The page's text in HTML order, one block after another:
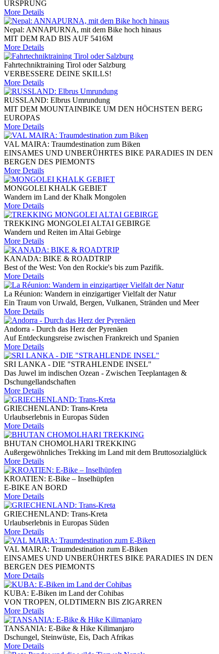
URSPRUNG
More Details
Nepal: ANNAPURNA, mit dem Bike hoch hinaus
MIT DEM RAD BIS AUF 5416M
More Details
Fahrtechniktraining Tirol oder Salzburg
VERBESSERE DEINE SKILLS!
More Details
RUSSLAND: Elbrus Umrundung
MIT DEM MOUNTAINBIKE UM DEN HÖCHSTEN BERG
EUROPAS
More Details
VAL MAIRA: Traumdestination zum Biken
EINSAMES UND UNBERÜHRTES BIKE PARADIES IN DEN
BERGEN DES PIEMONTS
More Details
MONGOLEI KHALK GEBIET
Wandern im Land der Khalk Mongolen
More Details
TREKKING MONGOLEI ALTAI GEBIRGE
Wandern und Reiten im Altai Gebirge
More Details
KANADA: BIKE & ROADTRIP
Best of the West: Von den Rockie's bis zum Pazifik.
More Details
La Réunion: Wandern in einzigartiger Vielfalt der Natur
Ein Traum von Urwald, Bergen, Vulkanen, Stränden und Meer
More Details
Andorra - Durch das Herz der Pyrenäen
Auf Entdeckungsreise zwischen Frankreich und Spanien
More Details
SRI LANKA - DIE "STRAHLENDE INSEL"
Das Juwel im indischen Ozean - Zwischen Teeplantagen &
Dschungellandschaften
More Details
GRIECHENLAND: Trans-Kreta
Urlaubserlebnis in Europas Süden
More Details
BHUTAN CHOMOLHARI TREKKING
Außergewöhnliches Trekking im Land mit dem Bruttosozialglück
More Details
KROATIEN: E-Bike – Inselhüpfen
E-BIKE AN BORD
More Details
GRIECHENLAND: Trans-Kreta
Urlaubserlebnis in Europas Süden
More Details
VAL MAIRA: Traumdestination zum E-Biken
EINSAMES UND UNBERÜHRTES BIKE PARADIES IN DEN
BERGEN DES PIEMONTS
More Details
KUBA: E-Biken im Land der Cohibas
VON TROPEN, OLDTIMERN BIS ZIGARREN
More Details
TANSANIA: E-Bike & Hike Kilimanjaro
Dschungel, Steinwüste, Eis, Dach Afrikas
More Details